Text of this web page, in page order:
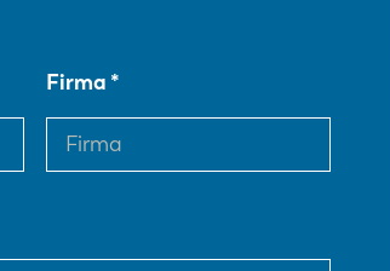
Firma